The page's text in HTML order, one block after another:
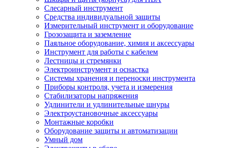
Слесарный инструмент
Средства индивидуальной защиты
Измерительный инструмент и оборудование
Грозозащита и заземление
Паяльное оборудование, химия и аксессуары
Инструмент для работы с кабелем
Лестницы и стремянки
Электроинструмент и оснастка
Системы хранения и переноски инструмента
Приборы контроля, учета и измерения
Стабилизаторы напряжения
Удлинители и удлинительные шнуры
Электроустановочные аксессуары
Монтажные коробки
Оборудование защиты и автоматизации
Умный дом